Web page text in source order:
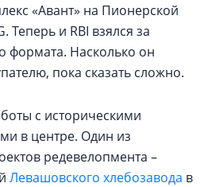
«Авант» на Пионерской
Теперь и RBI взялся за
формата. Насколько он
пока сказать сложно.
с историческими
в центре. Один из
редевелопмента –
Левашовского хлебозавода в